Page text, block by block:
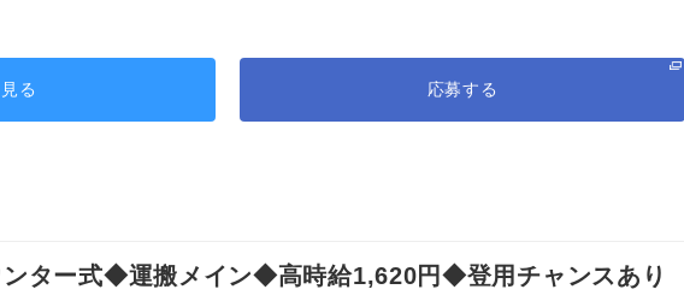
る 応募する
ター式◆運搬メイン◆高時給1,620円◆登用チャンスあり